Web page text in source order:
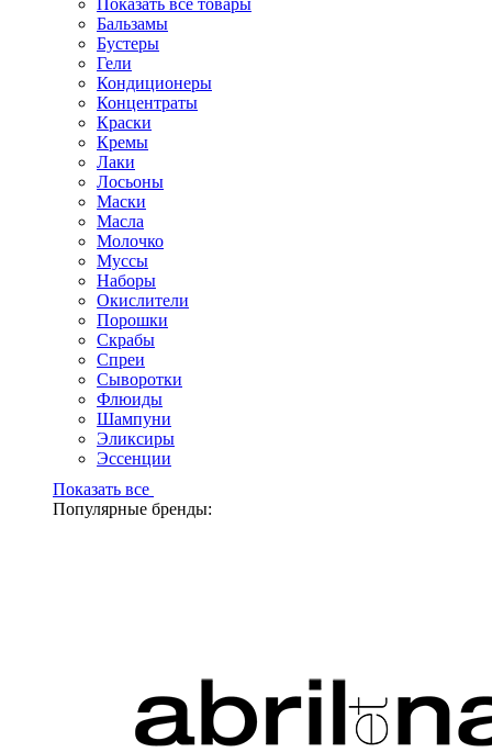
Показать все товары
Бальзамы
Бустеры
Гели
Кондиционеры
Концентраты
Краски
Кремы
Лаки
Лосьоны
Маски
Масла
Молочко
Муссы
Наборы
Окислители
Порошки
Скрабы
Спреи
Сыворотки
Флюиды
Шампуни
Эликсиры
Эссенции
Показать все
Популярные бренды: